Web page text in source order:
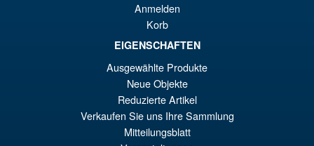
Figure
PRÉ COMMANDE
Anmelden
Korb
EIGENSCHAFTEN
Ausgewählte Produkte
Neue Objekte
Reduzierte Artikel
Verkaufen Sie uns Ihre Sammlung
Mitteilungsblatt